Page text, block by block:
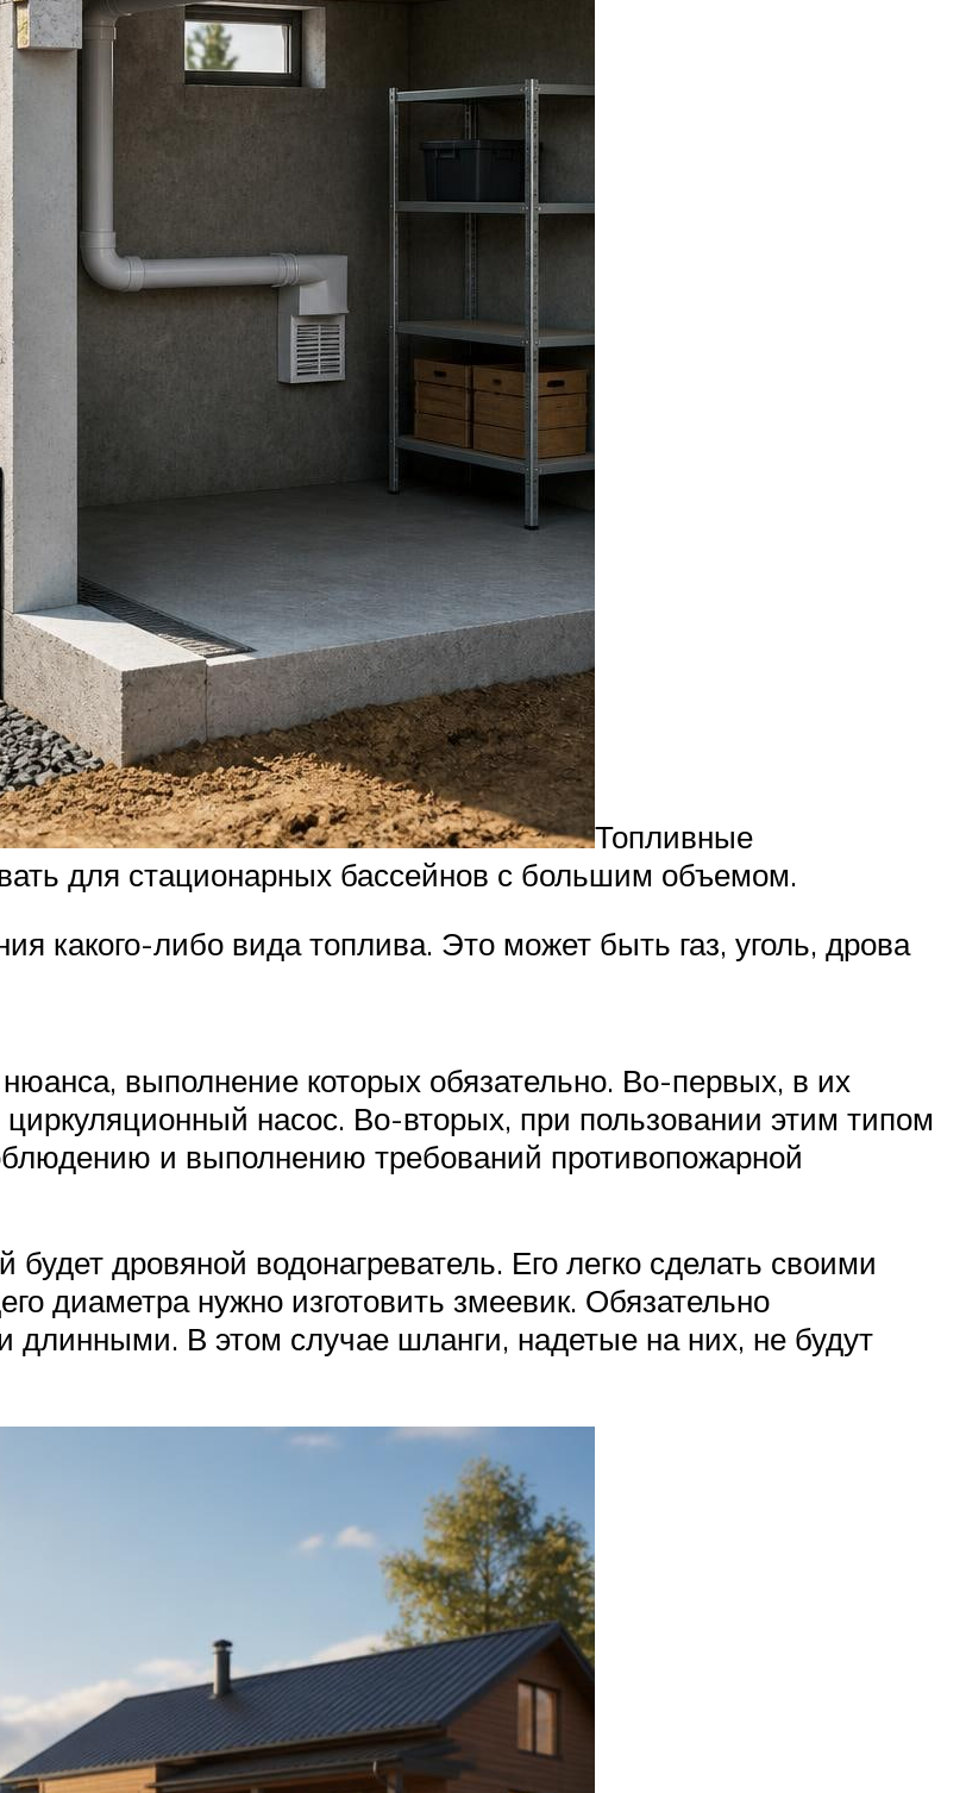
Топливные
для стационарных бассейнов с большим объемом.
какого-либо вида топлива. Это может быть газ, уголь, дрова
выполнение которых обязательно. Во-первых, в их
насос. Во-вторых, при пользовании этим типом
и выполнению требований противопожарной
дровяной водонагреватель. Его легко сделать своими
диаметра нужно изготовить змеевик. Обязательно
длинными. В этом случае шланги, надетые на них, не будут